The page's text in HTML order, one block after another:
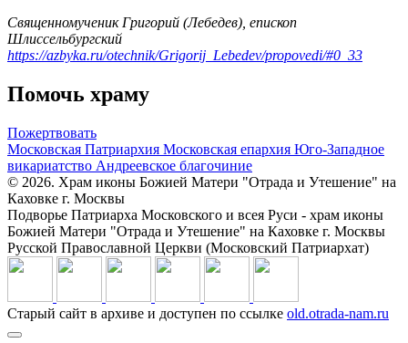
Священномученик Григорий (Лебедев), епископ
Шлиссельбургский
https://azbyka.ru/otechnik/Grigorij_Lebedev/propovedi/#0_33
Помочь храму
Пожертвовать
Московская Патриархия Московская епархия Юго-Западное
викариатство Андреевское благочиние
© 2026. Храм иконы Божией Матери "Отрада и Утешение" на
Каховке г. Москвы
Подворье Патриарха Московского и всея Руси - храм иконы
Божией Матери "Отрада и Утешение" на Каховке г. Москвы
Русской Православной Церкви (Московский Патриархат)
Старый сайт в архиве и доступен по ссылке old.otrada-nam.ru